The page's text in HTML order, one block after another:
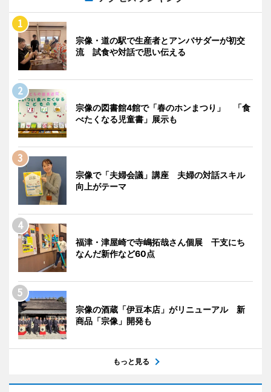
宗像・道の駅で生産者とアンバサダーが初交
流 試食や対話で思い伝える
宗像の図書館4館で「春のホンまつり」 「食
べたくなる児童書」展示も
宗像で「夫婦会議」講座 夫婦の対話スキル
向上がテーマ
福津・津屋崎で寺嶋拓哉さん個展 干支にち
なんだ新作など60点
宗像の酒蔵「伊豆本店」がリニューアル 新
商品「宗像」開発も
もっと見る